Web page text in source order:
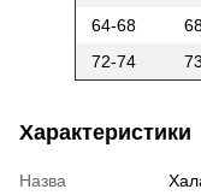
64-68
72-74
73
Характеристики
Назва